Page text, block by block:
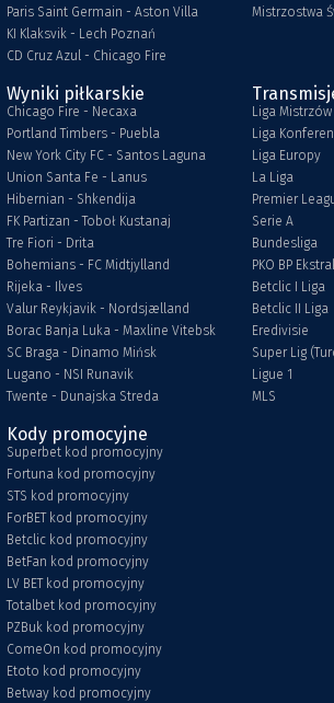
Paris Saint Germain - Aston Villa
KI Klaksvik - Lech Poznań
CD Cruz Azul - Chicago Fire
Mistrzostwa
Wyniki piłkarskie
Chicago Fire - Necaxa
Portland Timbers - Puebla
New York City FC - Santos Laguna
Union Santa Fe - Lanus
Hibernian - Shkendija
FK Partizan - Toboł Kustanaj
Tre Fiori - Drita
Bohemians - FC Midtjylland
Rijeka - Ilves
Valur Reykjavik - Nordsjælland
Borac Banja Luka - Maxline Vitebsk
SC Braga - Dinamo Mińsk
Lugano - NSI Runavik
Twente - Dunajska Streda
Liga Mistrzów
Liga
Liga Europy
La Liga
Premier
Serie A
Bundesliga
PKO BP
Betclic I Liga
Betclic II Liga
Eredivisie
Super Lig
Ligue 1
MLS
Kody promocyjne
Superbet kod promocyjny
Fortuna kod promocyjny
STS kod promocyjny
ForBET kod promocyjny
Betclic kod promocyjny
BetFan kod promocyjny
LV BET kod promocyjny
Totalbet kod promocyjny
PZBuk kod promocyjny
ComeOn kod promocyjny
Etoto kod promocyjny
Betway kod promocyjny